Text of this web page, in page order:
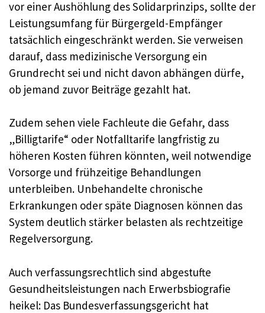
vor einer Aushöhlung des Solidarprinzips, sollte der
Leistungsumfang für Bürgergeld-Empfänger
tatsächlich eingeschränkt werden. Sie verweisen
darauf, dass medizinische Versorgung ein
Grundrecht sei und nicht davon abhängen dürfe,
ob jemand zuvor Beiträge gezahlt hat.
Zudem sehen viele Fachleute die Gefahr, dass
„Billigtarife“ oder Notfalltarife langfristig zu
höheren Kosten führen könnten, weil notwendige
Vorsorge und frühzeitige Behandlungen
unterbleiben. Unbehandelte chronische
Erkrankungen oder späte Diagnosen können das
System deutlich stärker belasten als rechtzeitige
Regelversorgung.
Auch verfassungsrechtlich sind abgestufte
Gesundheitsleistungen nach Erwerbsbiografie
heikel: Das Bundesverfassungsgericht hat